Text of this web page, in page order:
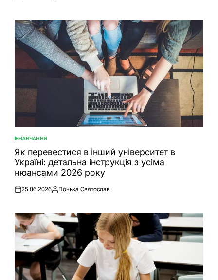
ОПУБЛІКУВАТИ
У
НАВЧАННЯ
Як перевестися в інший університет в
Україні: детальна інструкція з усіма
нюансами 2026 року
Оприлюднено
25.06.2026
Опубліковано
Понька Святослав